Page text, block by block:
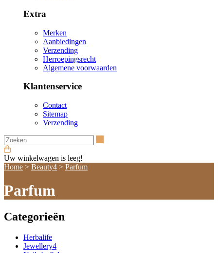
Extra
Merken
Aanbiedingen
Verzending
Herroepingsrecht
Algemene voorwaarden
Klantenservice
Contact
Sitemap
Verzending
Uw winkelwagen is leeg!
Home > Beauty4 > Parfum
Parfum
Categorieën
Herbalife
Jewellery4